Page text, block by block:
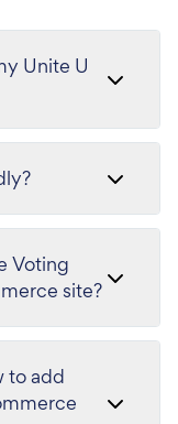
Unite U
Voting
site?
to add